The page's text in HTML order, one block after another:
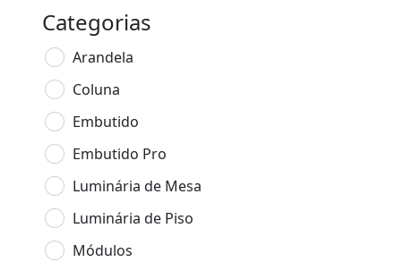
Categorias
Arandela
Coluna
Embutido
Embutido Pro
Luminária de Mesa
Luminária de Piso
Módulos